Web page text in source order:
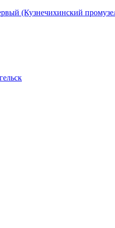
(Кузнечихинский